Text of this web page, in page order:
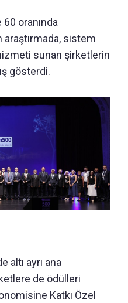
oranında
sistem
sunan şirketlerin
gösterdi.
altı ayrı ana
de ödülleri
Katkı Özel